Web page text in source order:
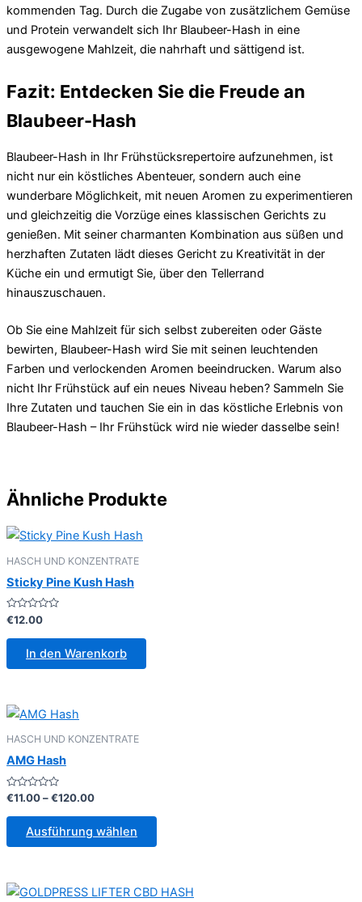
kommenden Tag. Durch die Zugabe von zusätzlichem Gemüse
und Protein verwandelt sich Ihr Blaubeer-Hash in eine
ausgewogene Mahlzeit, die nahrhaft und sättigend ist.
Fazit: Entdecken Sie die Freude an
Blaubeer-Hash
Blaubeer-Hash in Ihr Frühstücksrepertoire aufzunehmen, ist
nicht nur ein köstliches Abenteuer, sondern auch eine
wunderbare Möglichkeit, mit neuen Aromen zu experimentieren
und gleichzeitig die Vorzüge eines klassischen Gerichts zu
genießen. Mit seiner charmanten Kombination aus süßen und
herzhaften Zutaten lädt dieses Gericht zu Kreativität in der
Küche ein und ermutigt Sie, über den Tellerrand
hinauszuschauen.
Ob Sie eine Mahlzeit für sich selbst zubereiten oder Gäste
bewirten, Blaubeer-Hash wird Sie mit seinen leuchtenden
Farben und verlockenden Aromen beeindrucken. Warum also
nicht Ihr Frühstück auf ein neues Niveau heben? Sammeln Sie
Ihre Zutaten und tauchen Sie ein in das köstliche Erlebnis von
Blaubeer-Hash – Ihr Frühstück wird nie wieder dasselbe sein!
Ähnliche Produkte
HASCH UND KONZENTRATE
Sticky Pine Kush Hash
Bewertet
mit
0
€12.00
In den Warenkorb
HASCH UND KONZENTRATE
AMG Hash
Bewertet
0
€11.00–€120.00Preisspanne:
bis
€120.00
Ausführung wählen
Dieses
Varianten